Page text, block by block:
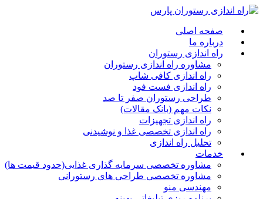
صفحه اصلی
درباره ما
راه اندازی رستوران
مشاوره راه اندازی رستوران
راه اندازی کافی شاپ
راه اندازی فست فود
طراحی رستوران صفر تا صد
نکات مهم (بانک مقالات)
راه اندازی تجهیزات
راه اندازی تخصصی غذا و نوشیدنی
تحلیل راه اندازی
خدمات
مشاوره تخصصی سرمایه گذاری غذایی(حدود قیمت ها)
مشاوره تخصصی طراحی های رستورانی
مهندسی منو